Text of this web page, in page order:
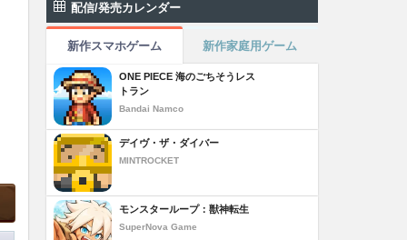
配信/発売カレンダー
新作スマホゲーム 新作家庭用ゲーム
ONE PIECE 海のごちそうレス
トラン
Bandai Namco
デイヴ・ザ・ダイバー
MINTROCKET
モンスターループ：獣神転生
SuperNova Game